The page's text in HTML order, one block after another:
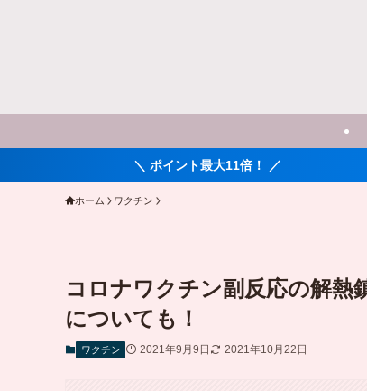
＼ ポイント最大11倍！ ／
ホーム ワクチン
コロナワクチン副反応の解熱
についても！
ワクチン 2021年9月9日 2021年10月22日